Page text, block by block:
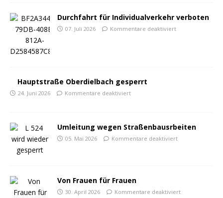
Durchfahrt für Individualverkehr verboten
07. Juli 2026 Kommentare deaktiviert
Hauptstraße Oberdielbach gesperrt
24. Juni 2026 Kommentare deaktiviert
Umleitung wegen Straßenbausrbeiten
05. Mai 2026 Kommentare deaktiviert
Von Frauen für Frauen
30. April 2026 Kommentare deaktiviert